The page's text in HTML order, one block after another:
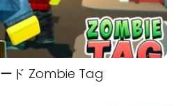
ド Zombie Tag